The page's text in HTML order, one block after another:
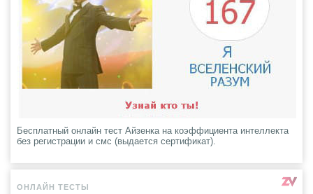
Бесплатный онлайн тест Айзенка на коэффициента интеллекта
без регистрации и смс (выдается сертификат).
ОНЛАЙН ТЕСТЫ